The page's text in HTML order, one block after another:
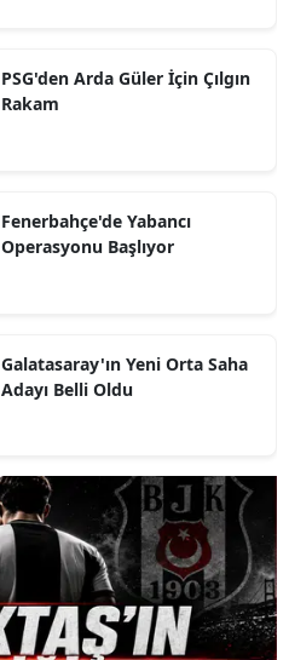
PSG'den Arda Güler İçin Çılgın
Rakam
Fenerbahçe'de Yabancı
Operasyonu Başlıyor
Galatasaray'ın Yeni Orta Saha
Adayı Belli Oldu